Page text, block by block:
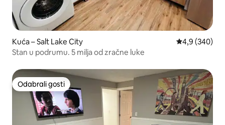
Kuća – Salt Lake City Prosječna
4,9 (340)
Stan u podrumu. 5 milja od zračne luke
Odabrali gosti
Odabrali gosti